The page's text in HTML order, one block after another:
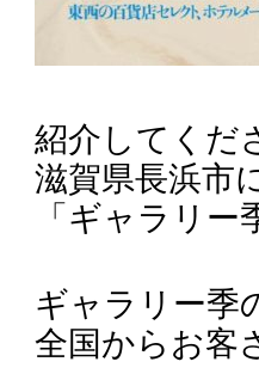
紹介してくだ
滋賀県長浜市
「ギャラリ
ギャラリー季
全国からお客